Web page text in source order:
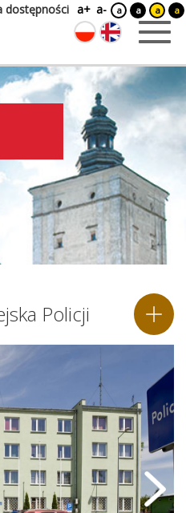
dostępności a+ a- a a a a
Policji